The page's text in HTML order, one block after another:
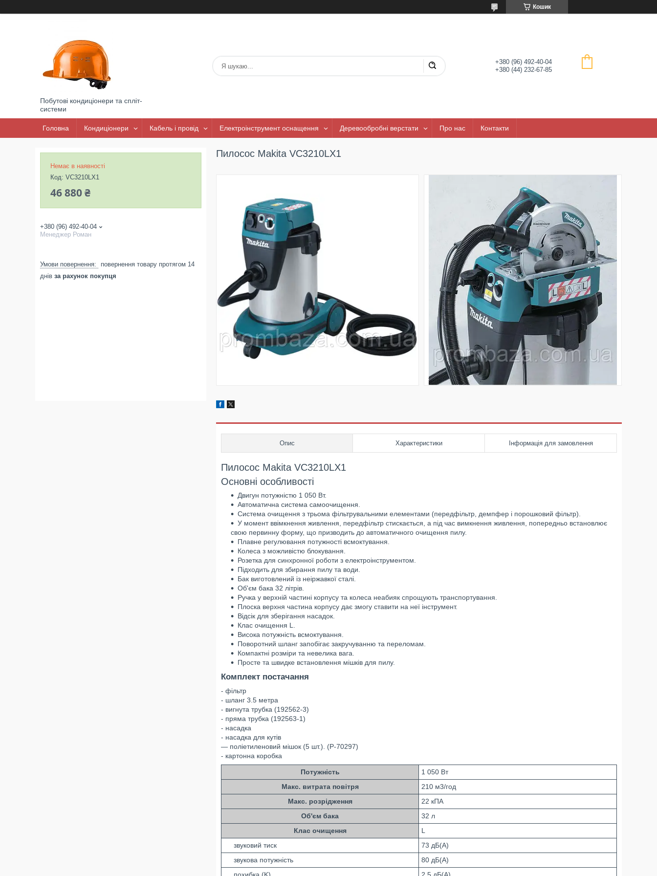
Кошик
Побутові кондиціонери та спліт-
системи
+380 (96) 492-40-04
+380 (44) 232-67-85
Головна Кондиціонери Кабель і провід Електроінструмент оснащення Деревообробні верстати Про нас Контакти
Пилосос Makita VC3210LX1
Опис Характеристики Інформація для замовлення
Пилосос Makita VC3210LX1
Основні особливості
Двигун потужністю 1 050 Вт.
Автоматична система самоочищення.
Система очищення з трьома фільтрувальними елементами (передфільтр, демпфер і порошковий фільтр).
У момент ввімкнення живлення, передфільтр стискається, а під час вимкнення живлення, попередньо встановлює
свою первинну форму, що призводить до автоматичного очищення пилу.
Плавне регулювання потужності всмоктування.
Колеса з можливістю блокування.
Розетка для синхронної роботи з електроінструментом.
Підходить для збирання пилу та води.
Бак виготовлений із неіржавкої сталі.
Об'єм бака 32 літрів.
Ручка у верхній частині корпусу та колеса неабияк спрощують транспортування.
Плоска верхня частина корпусу дає змогу ставити на неї інструмент.
Відсік для зберігання насадок.
Клас очищення L.
Висока потужність всмоктування.
Поворотний шланг запобігає закручуванню та переломам.
Компактні розміри та невелика вага.
Просте та швидке встановлення мішків для пилу.
Комплект постачання
- фільтр
- шланг 3.5 метра
- вигнута трубка (192562-3)
- пряма трубка (192563-1)
- насадка
- насадка для кутів
— поліетиленовий мішок (5 шт.). (Р-70297)
- картонна коробка
Потужність
1 050 Вт
Макс. витрата повітря
210 м3/год
Макс. розрідження
22 кПА
Об'єм бака
32 л
Клас очищення
L
звуковий тиск
73 дБ(А)
звукова потужність
80 дБ(А)
Немає в наявності
Код: VC3210LX1
46 880 ₴
+380 (96) 492-40-04
Менеджер Роман
повернення товару протягом 14
днів за рахунок покупця